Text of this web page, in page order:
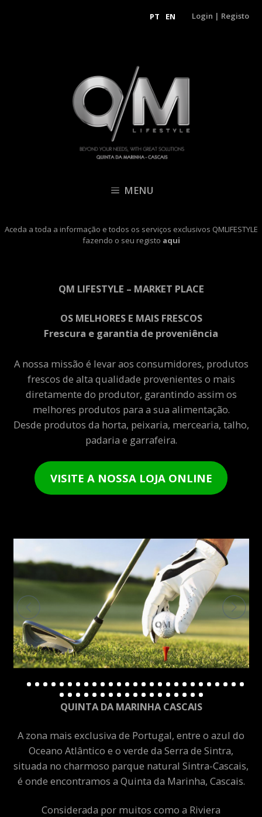
PT EN Login | Registo
MENU
Aceda a toda a informação e todos os serviços exclusivos QMLIFESTYLE
fazendo o seu registo aqui
QM LIFESTYLE – MARKET PLACE
OS MELHORES E MAIS FRESCOS
Frescura e garantia de proveniência
A nossa missão é levar aos consumidores, produtos
frescos de alta qualidade provenientes o mais
diretamente do produtor, garantindo assim os
melhores produtos para a sua alimentação.
Desde produtos da horta, peixaria, mercearia, talho,
padaria e garrafeira.
VISITE A NOSSA LOJA ONLINE
QUINTA DA MARINHA CASCAIS
A zona mais exclusiva de Portugal, entre o azul do
Oceano Atlântico e o verde da Serra de Sintra,
situada no charmoso parque natural Sintra-Cascais,
é onde encontramos a Quinta da Marinha, Cascais.
Considerada por muitos como a Riviera